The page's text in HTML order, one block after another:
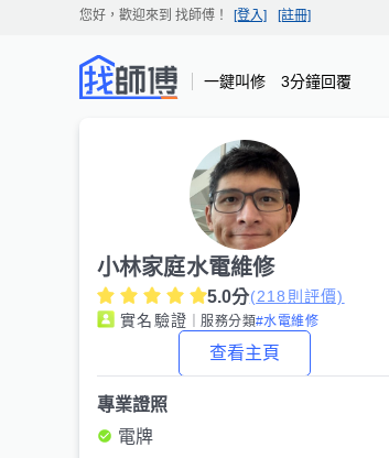
您好，歡迎來到 找師傅 ！ [登入] [註冊]
一鍵叫修 3分鐘回覆
小林家庭水電維修
5.0分(218 則評價)
實名驗證 ｜服務分類#水電維修
查看主頁
專業證照
電牌